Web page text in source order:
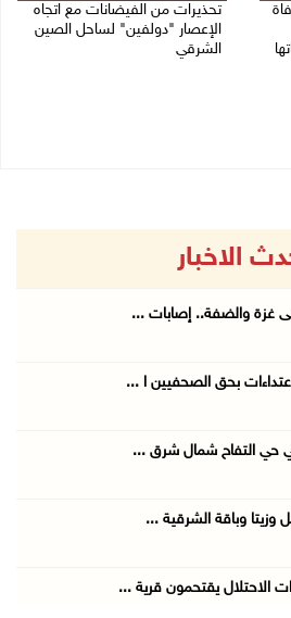
تحذيرات من الفيضانات مع اتجاه
الإعصار "دولفين" لساحل الصين
الشرقي
الاخبار
غزة والضفة.. إصابات ...
في حي التفاح شمال شرق ...
وزيتا وباقة الشرقية ...
الاحتلال يقتحمون قرية ...